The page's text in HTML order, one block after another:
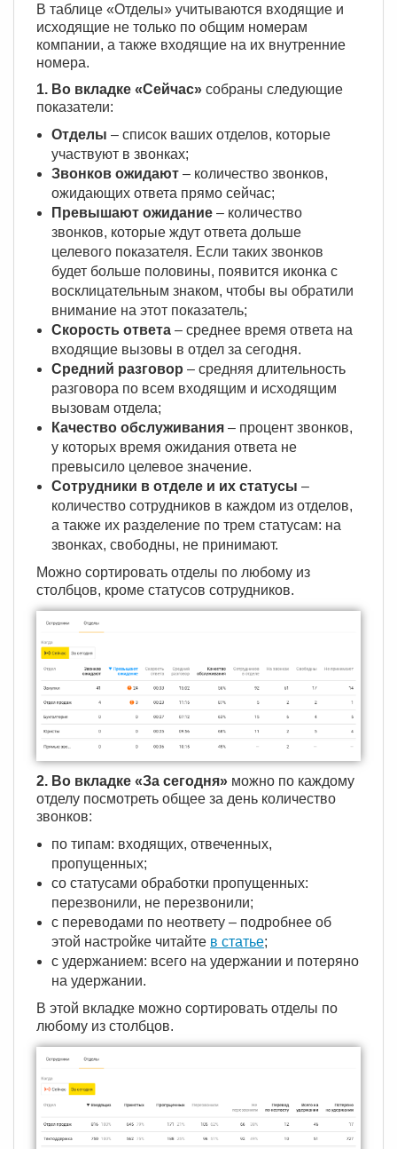
В таблице «Отделы» учитываются входящие и
исходящие не только по общим номерам
компании, а также входящие на их внутренние
номера.
1. Во вкладке «Сейчас» собраны следующие
показатели:
Отделы – список ваших отделов, которые
участвуют в звонках;
Звонков ожидают – количество звонков,
ожидающих ответа прямо сейчас;
Превышают ожидание – количество
звонков, которые ждут ответа дольше
целевого показателя. Если таких звонков
будет больше половины, появится иконка с
восклицательным знаком, чтобы вы обратили
внимание на этот показатель;
Скорость ответа – среднее время ответа на
входящие вызовы в отдел за сегодня.
Средний разговор – средняя длительность
разговора по всем входящим и исходящим
вызовам отдела;
Качество обслуживания – процент звонков,
у которых время ожидания ответа не
превысило целевое значение.
Сотрудники в отделе и их статусы –
количество сотрудников в каждом из отделов,
а также их разделение по трем статусам: на
звонках, свободны, не принимают.
Можно сортировать отделы по любому из
столбцов, кроме статусов сотрудников.
2. Во вкладке «За сегодня» можно по каждому
отделу посмотреть общее за день количество
звонков:
по типам: входящих, отвеченных,
пропущенных;
со статусами обработки пропущенных:
перезвонили, не перезвонили;
с переводами по неответу – подробнее об
этой настройке читайте в статье;
с удержанием: всего на удержании и потеряно
на удержании.
В этой вкладке можно сортировать отделы по
любому из столбцов.